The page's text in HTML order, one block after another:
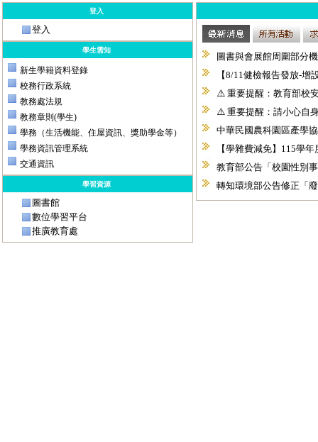
登入
登入
學生需知
新生學籍資料登錄
校務行政系統
教務處法規
教務章則(學生)
學務（生活機能、住屋資訊、獎助學金等）
學務資訊管理系統
交通資訊
學習資源
圖書館
數位學習平台
推廣教育處